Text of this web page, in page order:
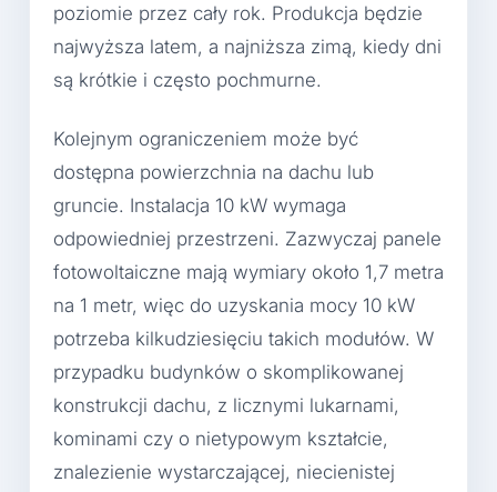
poziomie przez cały rok. Produkcja będzie
najwyższa latem, a najniższa zimą, kiedy dni
są krótkie i często pochmurne.
Kolejnym ograniczeniem może być
dostępna powierzchnia na dachu lub
gruncie. Instalacja 10 kW wymaga
odpowiedniej przestrzeni. Zazwyczaj panele
fotowoltaiczne mają wymiary około 1,7 metra
na 1 metr, więc do uzyskania mocy 10 kW
potrzeba kilkudziesięciu takich modułów. W
przypadku budynków o skomplikowanej
konstrukcji dachu, z licznymi lukarnami,
kominami czy o nietypowym kształcie,
znalezienie wystarczającej, niecienistej